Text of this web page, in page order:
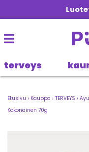
terveys
Etusivu › Kauppa › TERVEYS ›
Kokonainen 70g